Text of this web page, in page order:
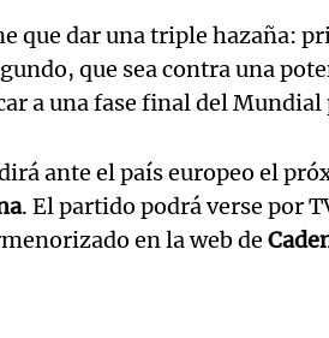
que dar una triple hazaña:
que sea contra una
a una fase final del
ante el país europeo el
. El partido podrá verse por
en la web de